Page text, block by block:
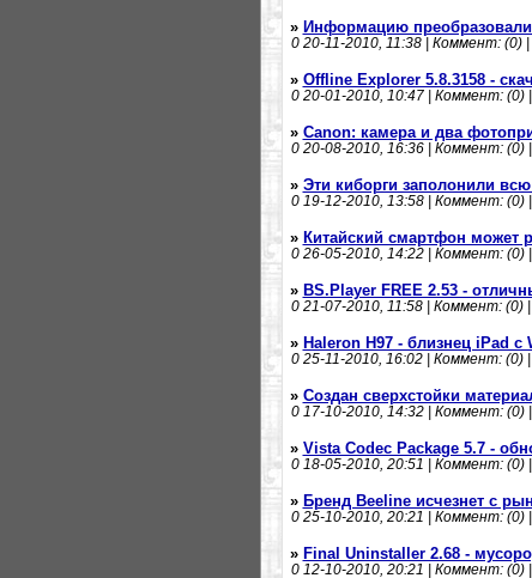
» Информацию
020-11-2010, 11:38 | Коммент: (0)
» Offline Explorer 5.8.3158 -
020-01-2010, 10:47 | Коммент: (0)
» Canon: камера и два
020-08-2010, 16:36 | Коммент: (0)
» Эти киборги заполонили всю
019-12-2010, 13:58 | Коммент: (0)
» Китайский смартфон может
026-05-2010, 14:22 | Коммент: (0)
» BS.Player FREE 2.53 -
021-07-2010, 11:58 | Коммент: (0)
» Haleron H97 - близнец iPad с
025-11-2010, 16:02 | Коммент: (0)
» Создан сверхстойки
017-10-2010, 14:32 | Коммент: (0)
» Vista Codec Package 5.7 -
018-05-2010, 20:51 | Коммент: (0)
» Бренд Beeline исчезнет с
025-10-2010, 20:21 | Коммент: (0)
» Final Uninstaller 2.68 -
012-10-2010, 20:21 | Коммент: (0)